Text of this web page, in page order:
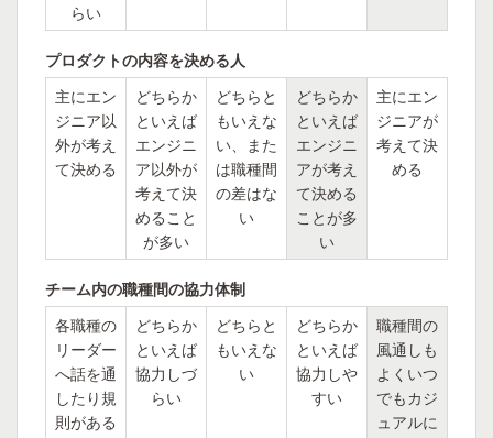
らい
プロダクトの内容を決める人
主にエン
ジニア以
外が考え
て決める
どちらか
といえば
エンジニ
ア以外が
考えて決
めること
が多い
どちらと
もいえな
い、また
は職種間
の差はな
い
どちらか
といえば
エンジニ
アが考え
て決める
ことが多
い
主にエン
ジニアが
考えて決
める
チーム内の職種間の協力体制
各職種の
リーダー
へ話を通
したり規
則がある
どちらか
といえば
協力しづ
らい
どちらと
もいえな
い
どちらか
といえば
協力しや
すい
職種間の
風通しも
よくいつ
でもカジ
ュアルに